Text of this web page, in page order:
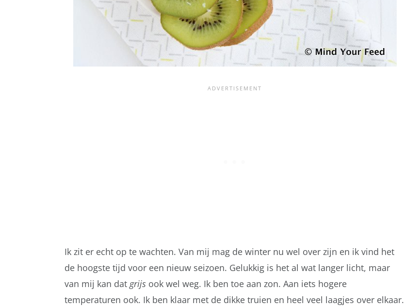
Ik zit er echt op te wachten. Van mij mag de winter nu wel over zijn en ik vind het
de hoogste tijd voor een nieuw seizoen. Gelukkig is het al wat langer licht, maar
van mij kan dat grijs ook wel weg. Ik ben toe aan zon. Aan iets hogere
temperaturen ook. Ik ben klaar met de dikke truien en heel veel laagjes over elkaar.